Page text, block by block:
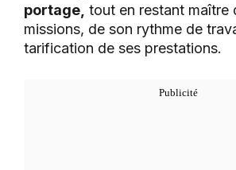
portage, tout en restant maître
missions, de son rythme de
tarification de ses prestations.